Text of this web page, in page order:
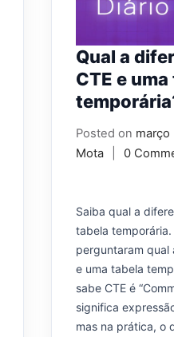
Qual a
CTE e
Posted on março
Mota
0
Saiba qual a
tabela
perguntaram qual
e uma tabela
sabe CTE é
significa
mas na prática, o